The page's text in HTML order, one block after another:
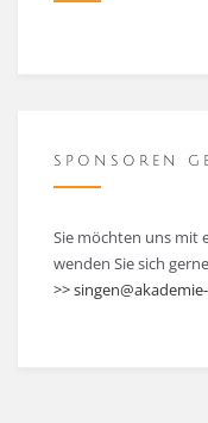
SPONSOREN
Sie möchten uns mit
wenden Sie sich
>>